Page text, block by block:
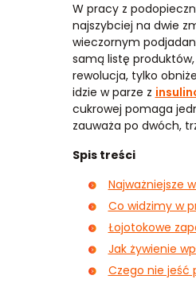
W pracy z
najszybciej na dwie
wieczornym
samą listę
rewolucja, tylko
idzie w parze z
cukrowej pomaga
zauważa po dwóch,
Spis treści
Najważniejsze
Co widzimy w
Łojotokowe
Jak żywienie
Czego nie jeść